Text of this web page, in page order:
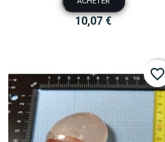
10,07 €
favorite_border